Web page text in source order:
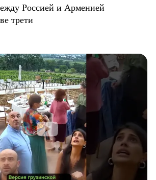
Россией и Арменией
трети